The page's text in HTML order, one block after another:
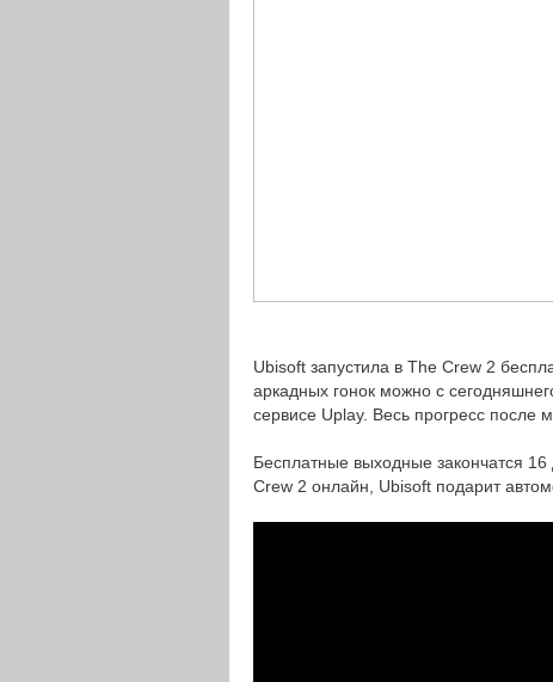
Ubisoft запустила в The Crew 2
аркадных гонок можно с
сервисе Uplay. Весь прогресс после
Бесплатные выходные закончатся
Crew 2 онлайн, Ubisoft подарит